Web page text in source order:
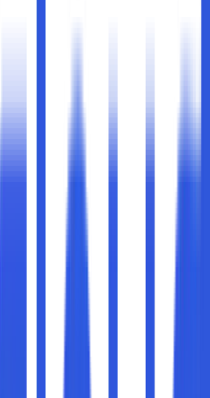
cPanel, tidak perlu khawatir
detail mengenai fungsi
beberapa hal penting